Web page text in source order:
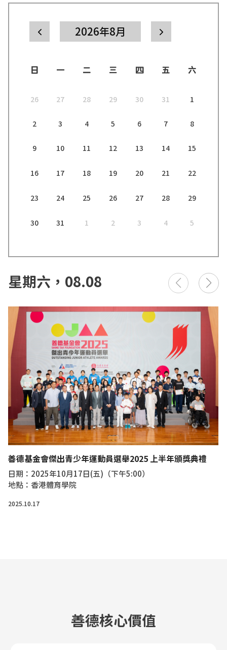
2026年8月
日 一 二 三 四 五 六
26 27 28 29 30 31 1
2 3 4 5 6 7 8
9 10 11 12 13 14 15
16 17 18 19 20 21 22
23 24 25 26 27 28 29
30 31 1 2 3 4 5
星期六，08.08
善德基金會傑出青少年運動員選舉2025 上半年頒獎典禮
日期：2025年10月17日(五)（下午5:00）
地點：香港體育學院
2025.10.17
善德核心價值